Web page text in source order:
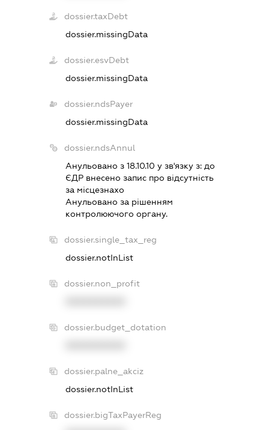
dossier.taxDebt
dossier.missingData
dossier.esvDebt
dossier.missingData
dossier.ndsPayer
dossier.missingData
dossier.ndsAnnul
Анульовано з 18.10.10 у зв'язку з: до
ЄДР внесено запис про вiдсутнiсть
за мiсцезнахо
Анульовано за рiшенням
контролюючого органу.
dossier.single_tax_reg
dossier.notInList
dossier.non_profit
dossier.budget_dotation
dossier.palne_akciz
dossier.notInList
dossier.bigTaxPayerReg